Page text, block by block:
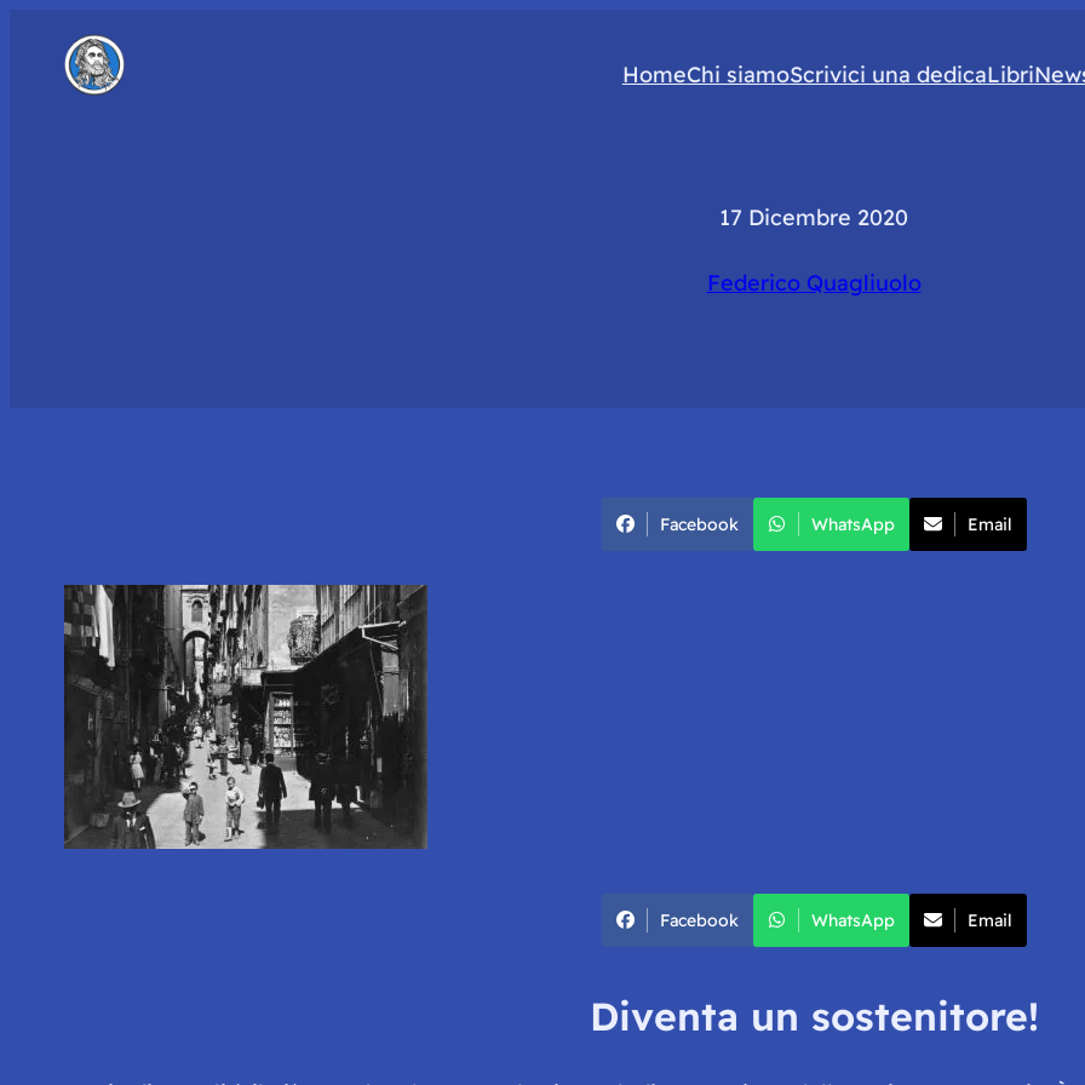
HomeChi siamoScrivici una dedicaLibri
17 Dicembre 2020
Federico Quagliuolo
Facebook WhatsApp Email
Facebook WhatsApp Email
Diventa un sostenitore!